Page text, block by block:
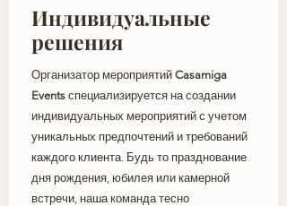
Индивидуальные
решения
Организатор мероприятий Casamiga
Events специализируется на создании
индивидуальных мероприятий с учетом
уникальных предпочтений и требований
каждого клиента. Будь то празднование
дня рождения, юбилея или камерной
встречи, наша команда тесно